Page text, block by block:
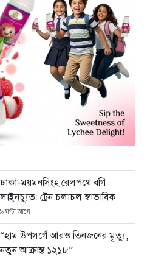
ঢাকা-ময়মনসিংহ রেলপথে বগি
লাইনচ্যুত: ট্রেন চলাচল স্বাভাবিক
৯ ঘণ্টা আগে
“হাম উপসর্গে আরও তিনজনের মৃত্যু,
নতুন আক্রান্ত ১২১৮”